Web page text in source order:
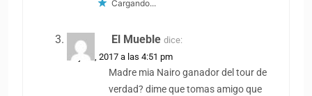
Cargando...
El Mueble dice:
14 julio, 2017 a las 4:51 pm
Madre mia Nairo ganador del tour de
verdad? dime que tomas amigo que